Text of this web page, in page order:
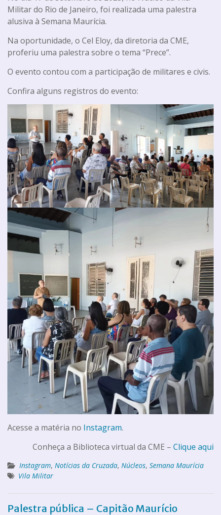
Militar do Rio de Janeiro, foi realizada uma palestra
alusiva à Semana Maurícia.
Na oportunidade, o Cel Eloy, da diretoria da CME,
proferiu uma palestra sobre o tema “Prece”.
O evento contou com a participação de militares e civis.
Confira alguns registros do evento:
Acesse a matéria no Instagram.
Conheça a Biblioteca virtual da CME – Clique aqui
Instagram, Notícias da Cruzada, Núcleos, Semana Maurícia
Vila Militar
Palestra pública – Capitão Maurício